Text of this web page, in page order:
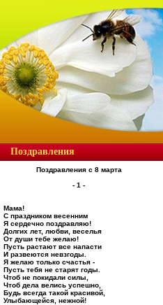
Поздравления
Поздравления с 8 марта
- 1 -
Мама!
С праздником весенним
Я сердечно поздравляю!
Долгих лет, любви, веселья
От души тебе желаю!
Пусть растают все напасти
И развеются невзгоды.
Я желаю только счастья -
Пусть тебя не старят годы.
Чтоб не покидали силы,
Чтоб дела велись успешно,
Будь всегда такой красивой,
Улыбающейся, нежной!